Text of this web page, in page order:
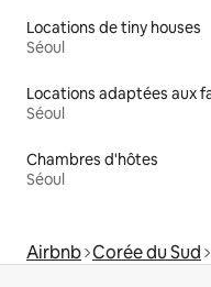
Locations de tiny houses
Séoul
Séoul
Chambres d'hôtes
Séoul
Airbnb Corée du Sud